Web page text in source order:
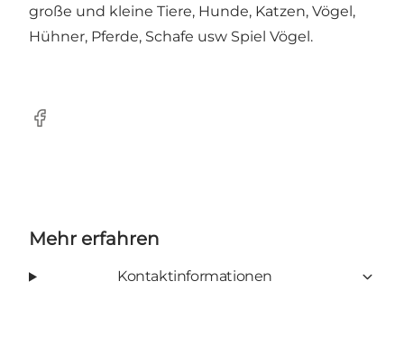
große und kleine Tiere, Hunde, Katzen, Vögel,
Hühner, Pferde, Schafe usw Spiel Vögel.
Facebook
Mehr erfahren
Kontaktinformationen